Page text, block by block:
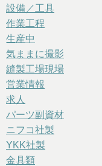
設備／工具
作業工程
生産中
気ままに撮影
縫製工場現場
営業情報
求人
パーツ副資材
ニフコ社製
YKK社製
金具類